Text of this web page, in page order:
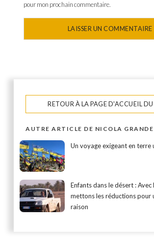
pour mon prochain commentaire.
RETOUR À LA PAGE D'ACCUEIL
AUTRE ARTICLE DE NICOLA GRANDE
Un voyage exigeant en terre
Enfants dans le désert : Avec
mettons les réductions pour
raison